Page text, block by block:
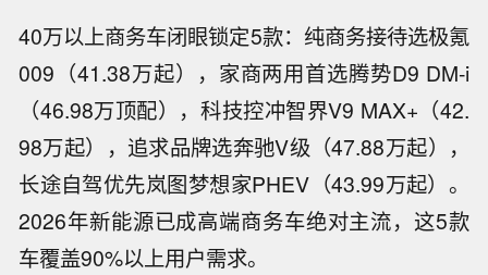
40万以上商务车闭眼锁定5款：纯商务接待选极氪
009（41.38万起），家商两用首选腾势D9 DM-i
（46.98万顶配），科技控冲智界V9 MAX+（42.
98万起），追求品牌选奔驰V级（47.88万起），
长途自驾优先岚图梦想家PHEV（43.99万起）。
2026年新能源已成高端商务车绝对主流，这5款
车覆盖90%以上用户需求。